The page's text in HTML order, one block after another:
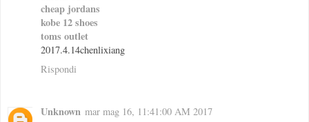
cheap jordans
kobe 12 shoes
toms outlet
2017.4.14chenlixiang
Rispondi
Unknown mar mag 16, 11:41:00 AM 2017